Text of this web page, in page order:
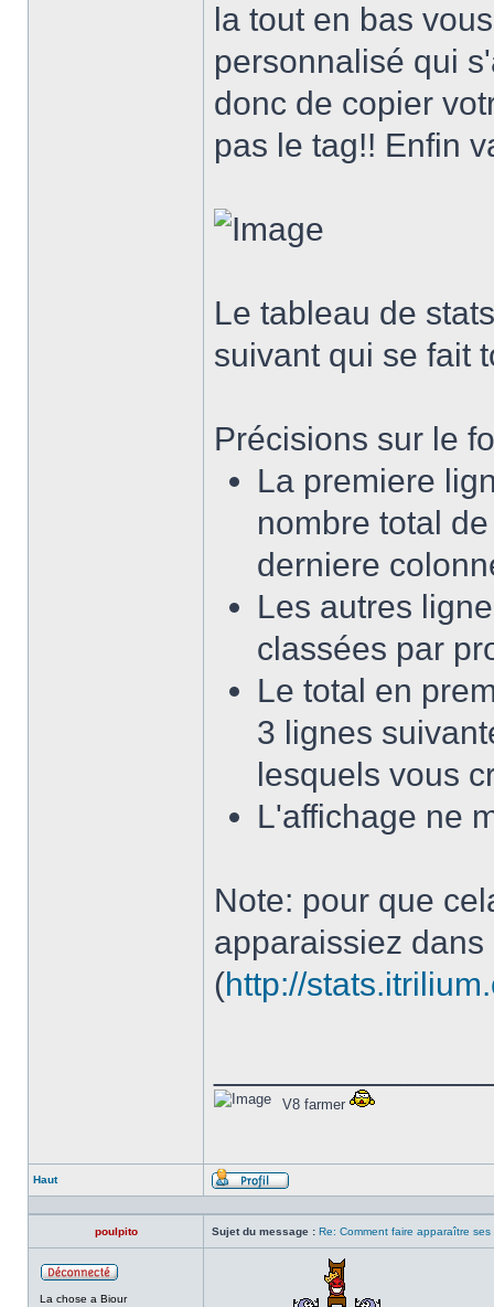
la tout en bas
personnalisé qui
donc de copier
pas le tag!! Enfin
Le tableau de
suivant qui se fait
Précisions sur le
La premiere
nombre total
derniere
Les autres
classées par
Le total en
3 lignes
lesquels vous
L'affichage ne
Note: pour que
apparaissiez
(http://
V8 farmer
Haut
Profil
poulpito Sujet du message : Re: Comment faire apparaître ses
ligne
La chose a Biour